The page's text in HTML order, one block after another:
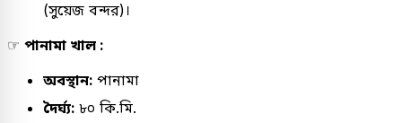
(সুয়েজ বন্দর)।
☞ পানামা খাল :
অবস্থান: পানামা
দৈর্ঘ্য: ৮০ কি.মি.